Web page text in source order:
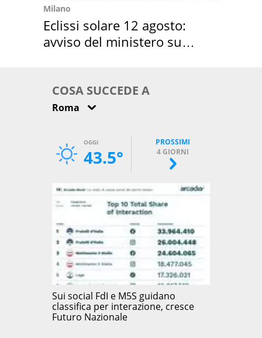
Milano
Eclissi solare 12 agosto:
avviso del ministero su